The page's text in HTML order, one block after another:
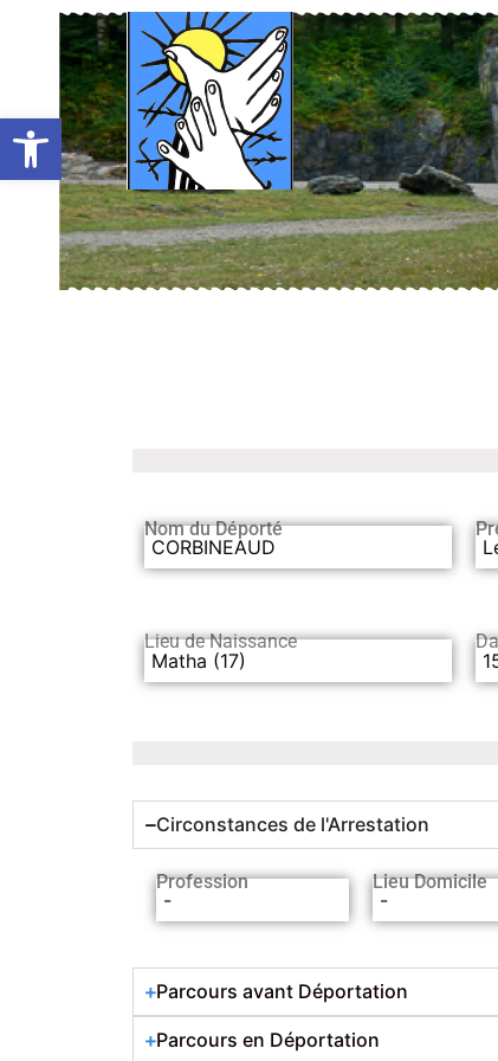
Ouvrir la barre d’outils
Nom du Déporté
CORBINEAUD
Lieu de Naissance
Matha (17)
Circonstances de l'Arrestation
Profession
-
Lieu Domicile
-
Parcours avant Déportation
Parcours en Déportation